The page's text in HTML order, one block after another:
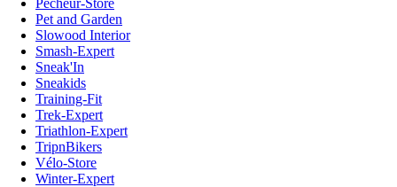
Pet and Garden
Slowood Interior
Smash-Expert
Sneak'In
Sneakids
Training-Fit
Trek-Expert
Triathlon-Expert
TripnBikers
Vélo-Store
Winter-Expert